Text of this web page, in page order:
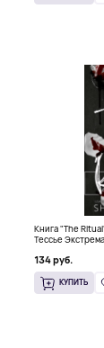
Книга "The
Тессье
134 руб.
КУПИТЬ